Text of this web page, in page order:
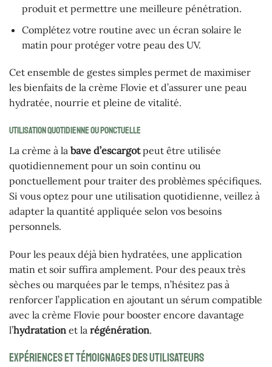
produit et permettre une meilleure pénétration.
Complétez votre routine avec un écran solaire le
matin pour protéger votre peau des UV.
Cet ensemble de gestes simples permet de maximiser
les bienfaits de la crème Flovie et d’assurer une peau
hydratée, nourrie et pleine de vitalité.
Utilisation quotidienne ou ponctuelle
La crème à la bave d’escargotpeut être utilisée
quotidiennement pour un soin continu ou
ponctuellement pour traiter des problèmes spécifiques.
Si vous optez pour une utilisation quotidienne, veillez à
adapter la quantité appliquée selon vos besoins
personnels.
Pour les peaux déjà bien hydratées, une application
matin et soir suffira amplement. Pour des peaux très
sèches ou marquées par le temps, n’hésitez pas à
renforcer l’application en ajoutant un sérum compatible
avec la crème Flovie pour booster encore davantage
l’hydratation et la régénération.
Expériences et témoignages des utilisateurs